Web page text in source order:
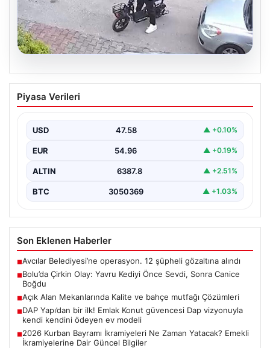
Bolu’da Çirkin Olay: Yavru Kediyi Önce
Sevdi, Sonra Canice Boğdu
derinden sarstı. Beşkavaklar Mahallesi Melis Sokak'ta
meydana…
Piyasa Verileri
USD 47.58 ▲ +0.10%
EUR 54.96 ▲ +0.19%
ALTIN 6387.8 ▲ +2.51%
BTC 3050369 ▲ +1.03%
Son Eklenen Haberler
■Avcılar Belediyesi’ne operasyon. 12 şüpheli gözaltına alındı
■Bolu’da Çirkin Olay: Yavru Kediyi Önce Sevdi, Sonra Canice
Boğdu
■Açık Alan Mekanlarında Kalite ve bahçe mutfağı Çözümleri
■DAP Yapı’dan bir ilk! Emlak Konut güvencesi Dap vizyonuyla
kendi kendini ödeyen ev modeli
■2026 Kurban Bayramı İkramiyeleri Ne Zaman Yatacak? Emekli
İkramiyelerine Dair Güncel Bilgiler